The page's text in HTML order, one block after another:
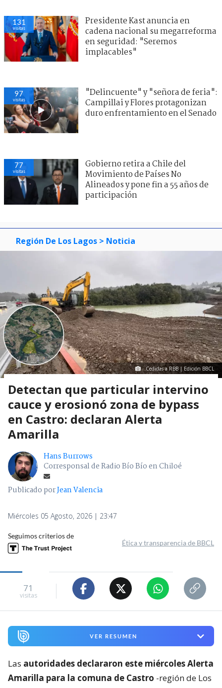
131
visitas
Presidente Kast anuncia en
cadena nacional su megarreforma
en seguridad: "Seremos
implacables"
97
visitas
"Delincuente" y "señora de feria":
Campillai y Flores protagonizan
duro enfrentamiento en el Senado
77
visitas
Gobierno retira a Chile del
Movimiento de Países No
Alineados y pone fin a 55 años de
participación
Región De Los Lagos > Noticia
Cedidas a RBB | Edición BBCL
Detectan que particular intervino
cauce y erosionó zona de bypass
en Castro: declaran Alerta
Amarilla
Hans Burrows
Corresponsal de Radio Bío Bío en Chiloé
Publicado porJean Valencia
Miércoles 05 Agosto, 2026 | 23:47
Seguimos criterios de
Ética y transparencia de BBCL
71
visitas
VER RESUMEN
Las autoridades declararon este miércoles Alerta
Amarilla para la comuna de Castro -región de Los